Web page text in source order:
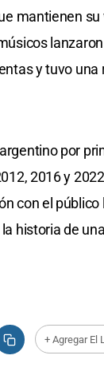
mantienen
y tuvo
por
2016 y
con el público
historia de
+ Agregar El